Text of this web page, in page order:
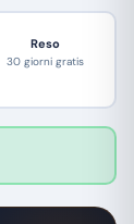
Reso
30 giorni gratis